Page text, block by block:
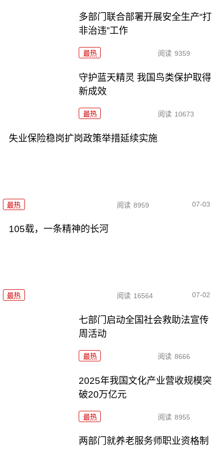
多部门联合部署开展安全生产“打
非治违”工作
最热 阅读 9359
守护蓝天精灵 我国鸟类保护取得
新成效
最热 阅读 10673
失业保险稳岗扩岗政策举措延续实施
最热 阅读 8959 07-03
105载，一条精神的长河
最热 阅读 16564 07-02
七部门启动全国社会救助法宣传
周活动
最热 阅读 8666
2025年我国文化产业营收规模突
破20万亿元
最热 阅读 8955
两部门就养老服务师职业资格制